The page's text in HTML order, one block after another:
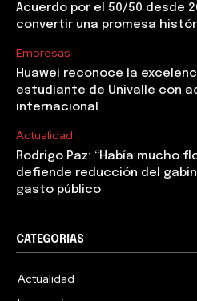
Acuerdo por el 50/50 desde
convertir una promesa
Empresas
Huawei reconoce la
estudiante de Univalle con
internacional
Actualidad
Rodrigo Paz: “Había mucho
defiende reducción del
gasto público
CATEGORIAS
Actualidad